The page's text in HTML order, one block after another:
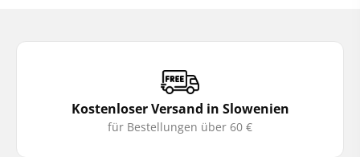
Kostenloser Versand in Slowenien
für Bestellungen über 60 €